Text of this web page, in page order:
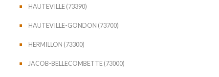
HAUTEVILLE (73390)
HAUTEVILLE-GONDON (73700)
HERMILLON (73300)
JACOB-BELLECOMBETTE (73000)